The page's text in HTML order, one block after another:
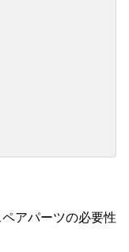
アパーツの必要性